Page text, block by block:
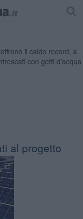
al progetto